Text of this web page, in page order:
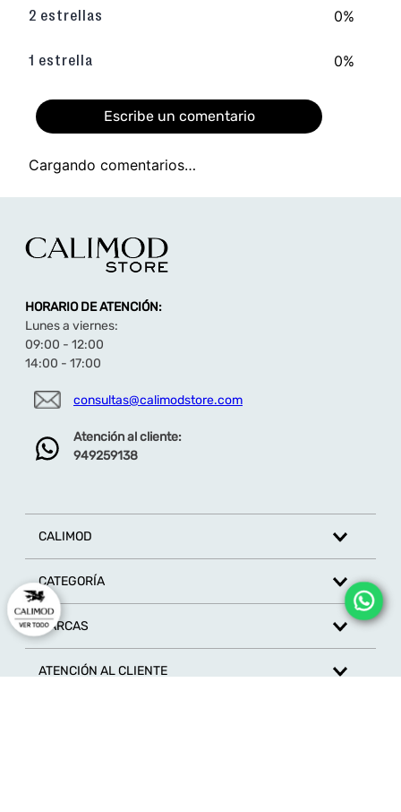
resistentes, ideales para el uso diario.
aportan un toque unico.
2 estrellas 0%
1 estrella 0%
Escribe un comentario
Título
Califica el producto de 1 a 5 estrellas
★★
Tu nombre
Dirección de email
Escribe un comentario
ENVIAR COMENTARIO
Cargando comentarios…
HORARIO DE ATENCIÓN:
Lunes a viernes:
09:00 - 12:00
14:00 - 17:00
consultas@calimodstore.com
Atención al cliente:
949259138
CALIMOD
CATEGORÍA
MARCAS
ATENCIÓN AL CLIENTE